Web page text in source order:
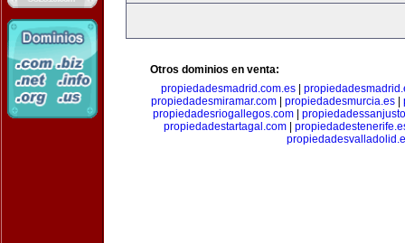
Otros dominios en venta:
propiedadesmadrid.com.es
propiedadesmiramar.com
propiedadesmurcia.es
propiedadesriogallegos.com|
propiedadestartagal.com|